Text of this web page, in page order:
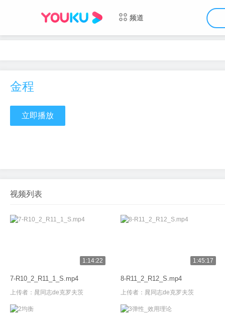
频道
金程
立即播放
视频列表
1:14:22
7-R10_2_R11_1_S.mp4
上传者： 晁同志de克罗夫茨
1:45:17
8-R11_2_R12_S.mp4
上传者： 晁同志de克罗夫茨